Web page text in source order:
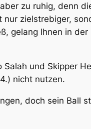
zu ruhig, denn
zielstrebiger,
gelang Ihnen in
und Skipper
nicht nutzen.
doch sein Ball